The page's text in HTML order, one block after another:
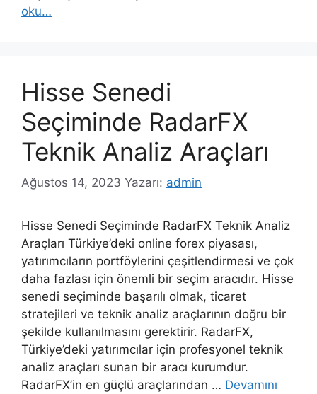
oku…
Hisse Senedi
Seçiminde RadarFX
Teknik Analiz Araçları
Ağustos 14, 2023 Yazarı: admin
Hisse Senedi Seçiminde RadarFX Teknik Analiz
Araçları Türkiye’deki online forex piyasası,
yatırımcıların portföylerini çeşitlendirmesi ve çok
daha fazlası için önemli bir seçim aracıdır. Hisse
senedi seçiminde başarılı olmak, ticaret
stratejileri ve teknik analiz araçlarının doğru bir
şekilde kullanılmasını gerektirir. RadarFX,
Türkiye’deki yatırımcılar için profesyonel teknik
analiz araçları sunan bir aracı kurumdur.
RadarFX’in en güçlü araçlarından … Devamını